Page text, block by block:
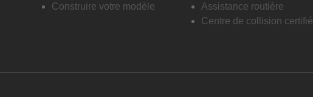
Construire votre modèle
Assistance routière
Centre de collision certifié